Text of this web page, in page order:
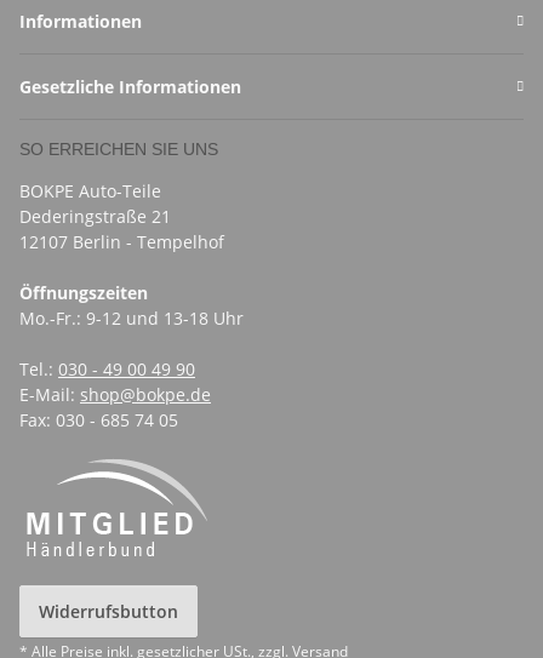
Informationen
Gesetzliche Informationen
SO ERREICHEN SIE UNS
BOKPE Auto-Teile
Dederingstraße 21
12107 Berlin - Tempelhof
Öffnungszeiten
Mo.-Fr.: 9-12 und 13-18 Uhr
Tel.: 030 - 49 00 49 90
E-Mail: shop@bokpe.de
Fax: 030 - 685 74 05
Widerrufsbutton
* Alle Preise inkl. gesetzlicher USt., zzgl. Versand